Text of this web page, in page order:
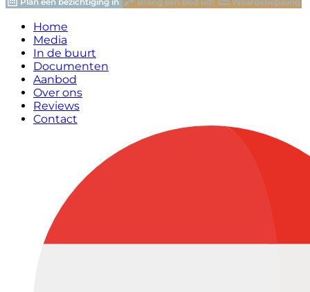
Home
Media
In de buurt
Documenten
Aanbod
Over ons
Reviews
Contact